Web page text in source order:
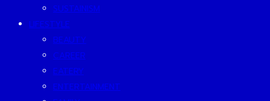
SUSTAINISM
LIFESTYLE
BEAUTY
CAREER
EATERY
ENTERTAINMENT